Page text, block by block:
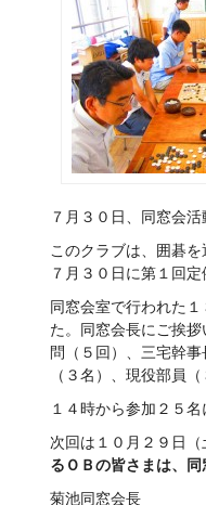
７月３０日、同窓会
このクラブは、囲碁
７月３０日に第１回定
同窓会室で行われた
た。同窓会長にご挨
問（５回）、三宅幹
（３名）、現役部員
１４時から参加２５
次回は１０月２９日（
るＯＢの皆さまは、同
菊池